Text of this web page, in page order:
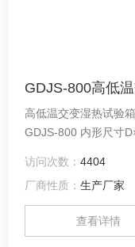
GDJS-800高低
高低温交变湿热试验箱
GDJS-800 内形尺寸
维棉，保温棉厚度为
访问次数：4404
厂商性质：生产厂家
查看详情